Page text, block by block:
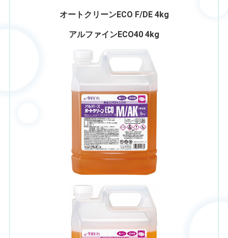
オートクリーンECO F/DE 4kg
アルファインECO40 4kg